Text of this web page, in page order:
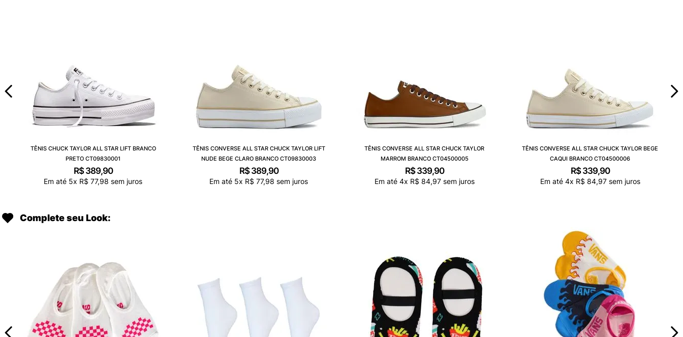
TÊNIS CHUCK TAYLOR ALL STAR LIFT BRANCO
PRETO CT09830001
R$ 389,90
Em até 5x R$ 77,98 sem juros
TÊNIS CONVERSE ALL STAR CHUCK TAYLOR LIFT
NUDE BEGE CLARO BRANCO CT09830003
R$ 389,90
Em até 5x R$ 77,98 sem juros
TÊNIS CONVERSE ALL STAR CHUCK TAYLOR
MARROM BRANCO CT04500005
R$ 339,90
Em até 4x R$ 84,97sem juros
TÊNIS CONVERSE ALL STAR CHUCK TAYLOR BEGE
CAQUI BRANCO CT04500006
R$ 339,90
Em até 4x R$ 84,97sem juros
Complete seu Look: